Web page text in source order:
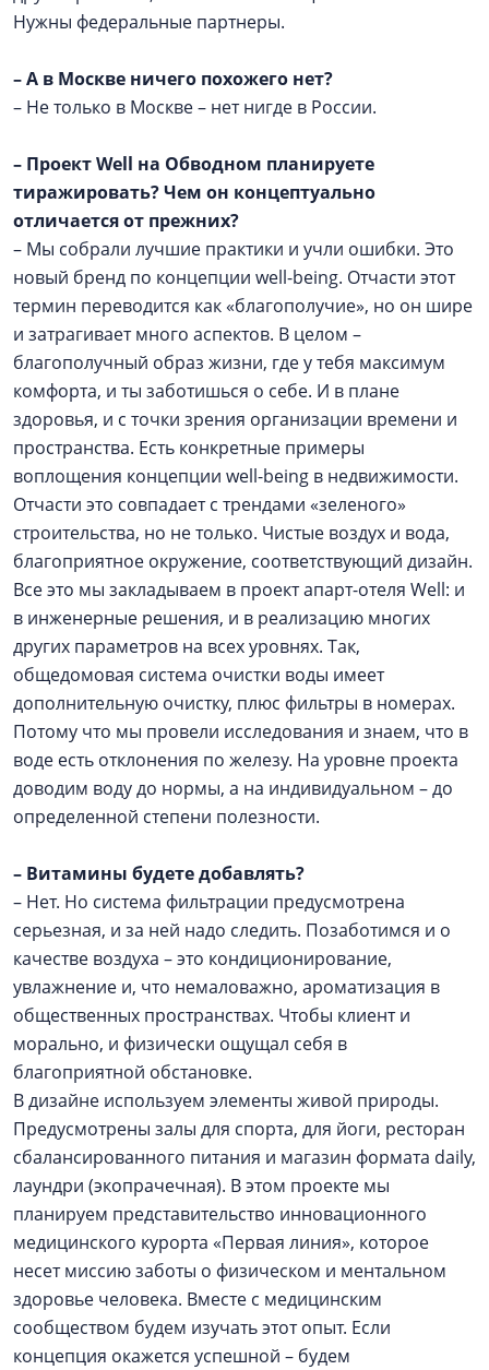
Нужны федеральные партнеры.
–А в Москве ничего похожего нет?
– Не только в Москве – нет нигде в России.
– Проект Well на Обводном планируете
тиражировать? Чем он концептуально
отличается от прежних?
– Мы собрали лучшие практики и учли ошибки. Это
новый бренд по концепции well-being. Отчасти этот
термин переводится как «благополучие», но он шире
и затрагивает много аспектов. В целом –
благополучный образ жизни, где у тебя максимум
комфорта, и ты заботишься о себе. И в плане
здоровья, и с точки зрения организации времени и
пространства. Есть конкретные примеры
воплощения концепции well-being в недвижимости.
Отчасти это совпадает с трендами «зеленого»
строительства, но не только. Чистые воздух и вода,
благоприятное окружение, соответствующий дизайн.
Все это мы закладываем в проект апарт-отеля Well: и
в инженерные решения, и в реализацию многих
других параметров на всех уровнях. Так,
общедомовая система очистки воды имеет
дополнительную очистку, плюс фильтры в номерах.
Потому что мы провели исследования и знаем, что в
воде есть отклонения по железу. На уровне проекта
доводим воду до нормы, а на индивидуальном – до
определенной степени полезности.
– Витамины будете добавлять?
– Нет. Но система фильтрации предусмотрена
серьезная, и за ней надо следить. Позаботимся и о
качестве воздуха – это кондиционирование,
увлажнение и, что немаловажно, ароматизация в
общественных пространствах. Чтобы клиент и
морально, и физически ощущал себя в
благоприятной обстановке.
В дизайне используем элементы живой природы.
Предусмотрены залы для спорта, для йоги, ресторан
сбалансированного питания и магазин формата daily,
лаундри (экопрачечная). В этом проекте мы
планируем представительство инновационного
медицинского курорта «Первая линия», которое
несет миссию заботы о физическом и ментальном
здоровье человека. Вместе с медицинским
сообществом будем изучать этот опыт. Если
концепция окажется успешной – будем